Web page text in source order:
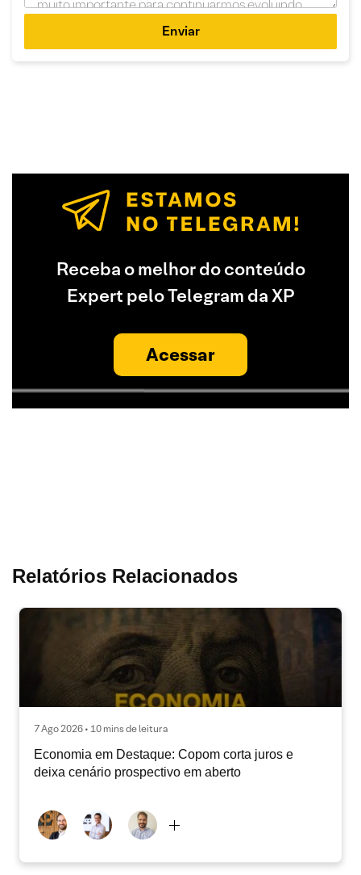
Enviar
Receba o melhor do conteúdo
Expert pelo Telegram da XP
Acessar
Relatórios Relacionados
7 Ago 2026 • 10 mins de leitura
Economia em Destaque: Copom corta juros e
deixa cenário prospectivo em aberto